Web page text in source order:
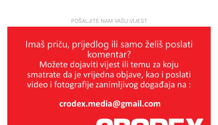
POŠALJITE NAM VAŠU VIJEST